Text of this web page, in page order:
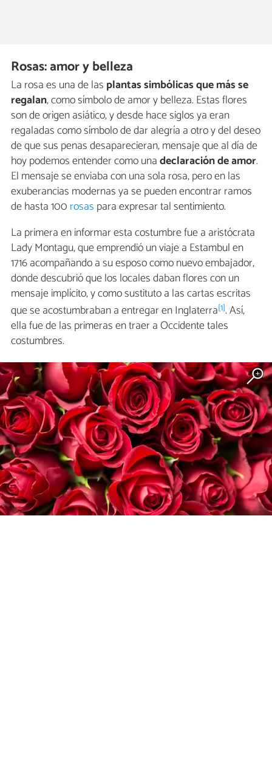
Rosas: amor y belleza
La rosa es una de las plantas simbólicas que más se
regalan, como símbolo de amor y belleza. Estas flores
son de origen asiático, y desde hace siglos ya eran
regaladas como símbolo de dar alegría a otro y del deseo
de que sus penas desaparecieran, mensaje que al día de
hoy podemos entender como unadeclaración de amor.
El mensaje se enviaba con una sola rosa, pero en las
exuberancias modernas ya se pueden encontrar ramos
de hasta 100 rosas para expresar tal sentimiento.
La primera en informar esta costumbre fue a aristócrata
Lady Montagu, que emprendió un viaje a Estambul en
1716 acompañando a su esposo como nuevo embajador,
donde descubrió que los locales daban flores con un
mensaje implícito, y como sustituto a las cartas escritas
que se acostumbraban a entregar en Inglaterra[1]. Así,
ella fue de las primeras en traer a Occidente tales
costumbres.